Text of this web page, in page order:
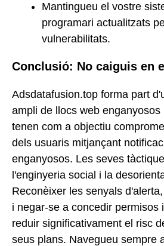
Mantingueu el vostre
programari actualitzats
vulnerabilitats.
Conclusió: No caiguis en
Adsdatafusion.top forma part
ampli de llocs web
tenen com a objectiu
dels usuaris mitjançant
enganyosos. Les seves
l'enginyeria social i la
Reconèixer les senyals
i negar-se a concedir permisos
reduir significativament el risc
seus plans. Navegueu sempre